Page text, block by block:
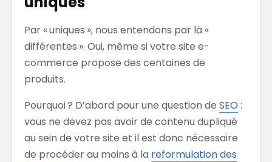
Par « uniques », nous entendons par là «
différentes ». Oui, même si votre site e-
commerce propose des centaines de
produits.
Pourquoi ? D’abord pour une question de SEO:
vous ne devez pas avoir de contenu dupliqué
au sein de votre site et il est donc nécessaire
de procéder au moins à la reformulation des